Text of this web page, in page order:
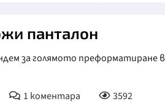
панталон
за голямото преформатиране в
1 коментара 3592